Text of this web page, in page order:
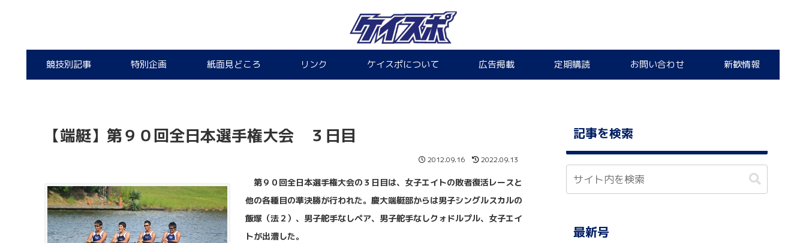
競技別記事 特別企画 紙面見どころ リンク ケイスポについて 広告掲載 定期購読 お問い合わせ 新歓情報
【端艇】第９０回全日本選手権大会 ３日目
2012.09.16 2022.09.13
第９０回全日本選手権大会の３日目は、女子エイトの敗者復活レースと
他の各種目の準決勝が行われた。慶大端艇部からは男子シングルスカルの
飯塚（法２）、男子舵手なしペア、男子舵手なしクォドルプル、女子エイ
トが出漕した。
記事を検索
最新号